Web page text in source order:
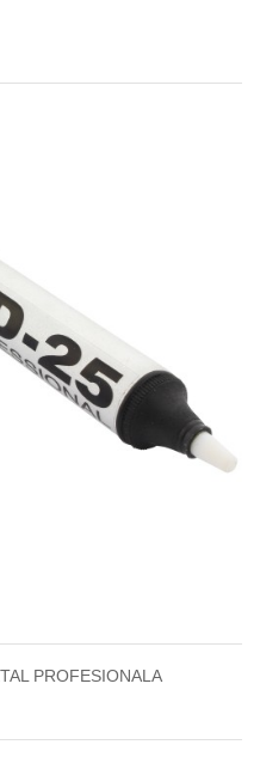
PROFESIONALA